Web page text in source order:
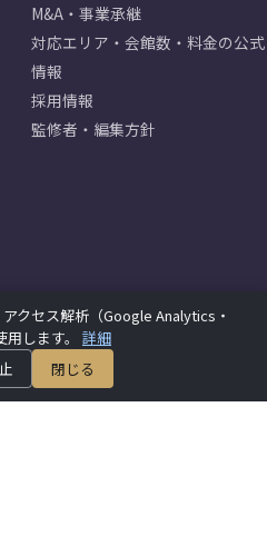
M&A・事業承継
対応エリア・会館数・料金の公式
情報
採用情報
監修者・編集方針
クセス解析（Google Analytics・
します。 詳細
閉じる